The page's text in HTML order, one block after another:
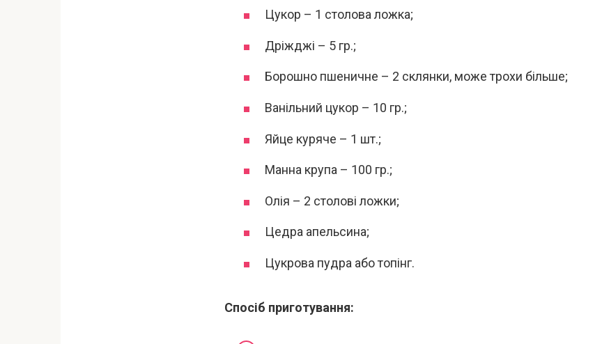
Цукор – 1 столова ложка;
Дріжджі – 5 гр.;
Борошно пшеничне – 2 склянки, може трохи більше;
Ванільний цукор – 10 гр.;
Яйце куряче – 1 шт.;
Манна крупа – 100 гр.;
Олія – 2 столові ложки;
Цедра апельсина;
Цукрова пудра або топінг.
Спосіб приготування: